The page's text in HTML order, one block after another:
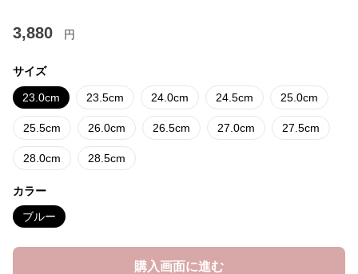
3,880 円
サイズ
23.0cm 23.5cm 24.0cm 24.5cm 25.0cm
25.5cm 26.0cm 26.5cm 27.0cm 27.5cm
28.0cm 28.5cm
カラー
ブルー
購入画面に進む